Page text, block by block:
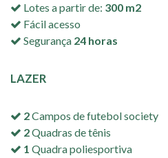
Lotes a partir de: 300 m2
Fácil acesso
Segurança 24 horas
LAZER
2Campos de futebol society
2Quadras de tênis
1 Quadra poliesportiva